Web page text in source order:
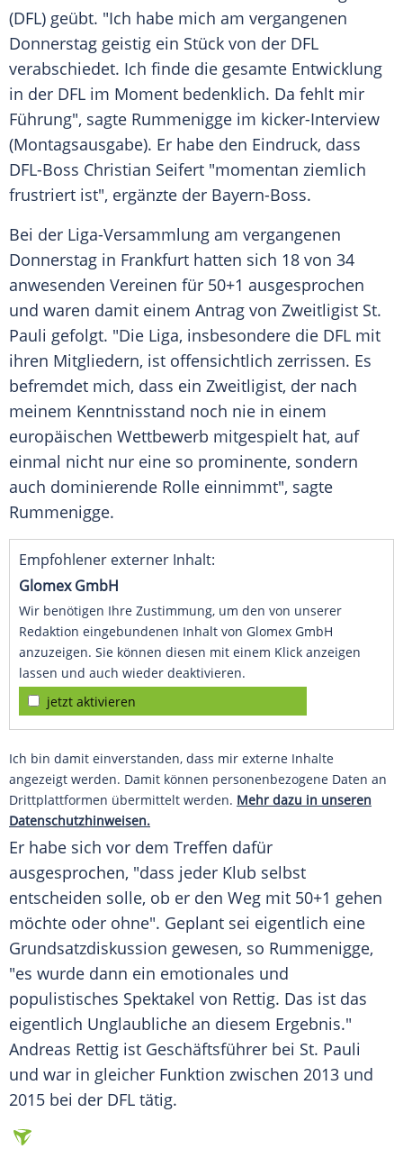
(DFL) geübt. "Ich habe mich am vergangenen
Donnerstag geistig ein Stück von der DFL
verabschiedet. Ich finde die gesamte Entwicklung
in der DFL im Moment bedenklich. Da fehlt mir
Führung", sagte Rummenigge im kicker-Interview
(Montagsausgabe). Er habe den Eindruck, dass
DFL-Boss Christian Seifert "momentan ziemlich
frustriert ist", ergänzte der Bayern-Boss.
Bei der Liga-Versammlung am vergangenen
Donnerstag in Frankfurt hatten sich 18 von 34
anwesenden Vereinen für 50+1 ausgesprochen
und waren damit einem Antrag von Zweitligist St.
Pauli gefolgt. "Die Liga, insbesondere die DFL mit
ihren Mitgliedern, ist offensichtlich zerrissen. Es
befremdet mich, dass ein Zweitligist, der nach
meinem Kenntnisstand noch nie in einem
europäischen Wettbewerb mitgespielt hat, auf
einmal nicht nur eine so prominente, sondern
auch dominierende Rolle einnimmt", sagte
Rummenigge.
Empfohlener externer Inhalt:
Glomex GmbH
Wir benötigen Ihre Zustimmung, um den von unserer
Redaktion eingebundenen Inhalt von Glomex GmbH
anzuzeigen. Sie können diesen mit einem Klick anzeigen
lassen und auch wieder deaktivieren.
jetzt aktivieren
Ich bin damit einverstanden, dass mir externe Inhalte
angezeigt werden. Damit können personenbezogene Daten an
Drittplattformen übermittelt werden. Mehr dazu in unseren
Datenschutzhinweisen.
Er habe sich vor dem Treffen dafür
ausgesprochen, "dass jeder Klub selbst
entscheiden solle, ob er den Weg mit 50+1 gehen
möchte oder ohne". Geplant sei eigentlich eine
Grundsatzdiskussion gewesen, so Rummenigge,
"es wurde dann ein emotionales und
populistisches Spektakel von Rettig. Das ist das
eigentlich Unglaubliche an diesem Ergebnis."
Andreas Rettig ist Geschäftsführer bei St. Pauli
und war in gleicher Funktion zwischen 2013 und
2015 bei der DFL tätig.